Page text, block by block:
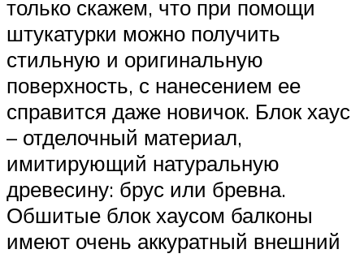
только скажем, что при помощи
штукатурки можно получить
стильную и оригинальную
поверхность, с нанесением ее
справится даже новичок. Блок хаус
– отделочный материал,
имитирующий натуральную
древесину: брус или бревна.
Обшитые блок хаусом балконы
имеют очень аккуратный внешний